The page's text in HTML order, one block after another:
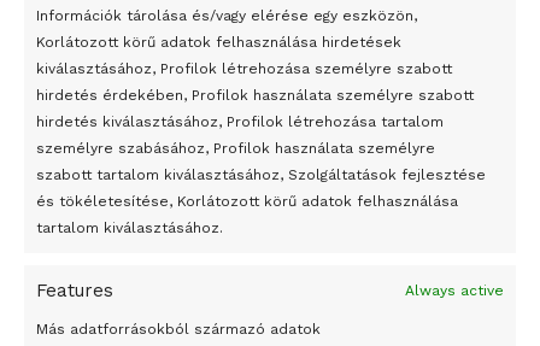
Információk tárolása és/vagy elérése egy eszközön,
Korlátozott körű adatok felhasználása hirdetések
kiválasztásához, Profilok létrehozása személyre szabott
hirdetés érdekében, Profilok használata személyre szabott
hirdetés kiválasztásához, Profilok létrehozása tartalom
személyre szabásához, Profilok használata személyre
szabott tartalom kiválasztásához, Szolgáltatások fejlesztése
és tökéletesítése, Korlátozott körű adatok felhasználása
tartalom kiválasztásához.
Features Always active
Más adatforrásokból származó adatok
Átmenetileg szünetelnek az összecsapások Bahmutnál
Egy vagyonért adták el Banksy művét miután elégették.
Az 1950-ben elhunyt alkotók művei szabadon
felhasználhatóvá válnak
Peking – A visegrádi országok zsidó kulturális örökségét
bemutató fotókiállítás nyílt